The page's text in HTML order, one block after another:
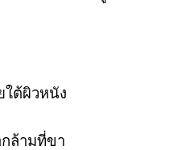
ใต้ผิวหนัง
ล้ามที่ขา